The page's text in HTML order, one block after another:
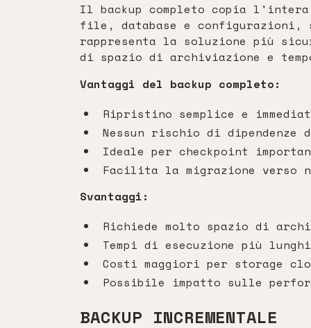
Il backup completo copia
file, database e configurazioni,
rappresenta la soluzione più
di spazio di archiviazione e
Vantaggi del backup completo:
Ripristino semplice e
Nessun rischio di dipendenze
Ideale per checkpoint
Facilita la migrazione verso
Svantaggi:
Richiede molto spazio di
Tempi di esecuzione più lunghi
Costi maggiori per storage
Possibile impatto sulle
BACKUP INCREMENTALE